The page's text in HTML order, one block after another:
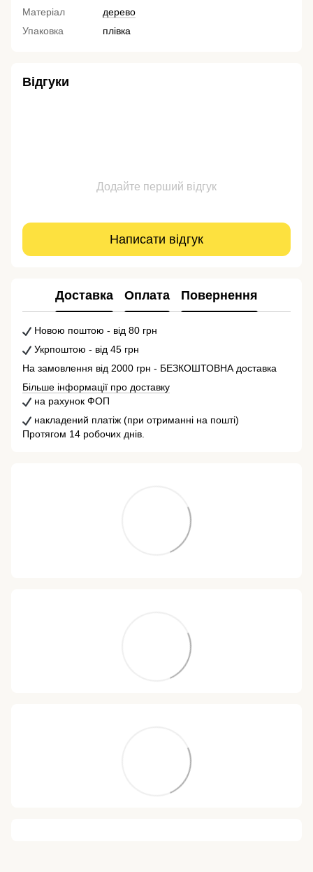
Матеріал
дерево
Упаковка
плівка
Відгуки
Додайте перший відгук
Написати відгук
Доставка Оплата Повернення
Новою поштою - від 80 грн
Укрпоштою - від 45 грн
На замовлення від 2000 грн - БЕЗКОШТОВНА доставка
Більше інформації про доставку
на рахунок ФОП
накладений платіж (при отриманні на пошті)
Протягом 14 робочих днів.